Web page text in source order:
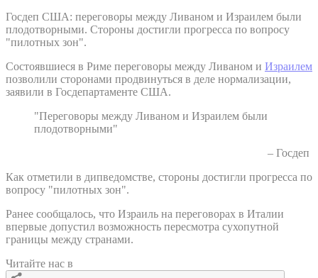
Госдеп США: переговоры между Ливаном и Израилем были
плодотворными. Стороны достигли прогресса по вопросу
"пилотных зон".
Состоявшиеся в Риме переговоры между Ливаном и Израилем
позволили сторонами продвинуться в деле нормализации,
заявили в Госдепартаменте США.
"Переговоры между Ливаном и Израилем были
плодотворными"
– Госдеп
Как отметили в дипведомстве, стороны достигли прогресса по
вопросу "пилотных зон".
Ранее сообщалось, что Израиль на переговорах в Италии
впервые допустил возможность пересмотра сухопутной
границы между странами.
Читайте нас в